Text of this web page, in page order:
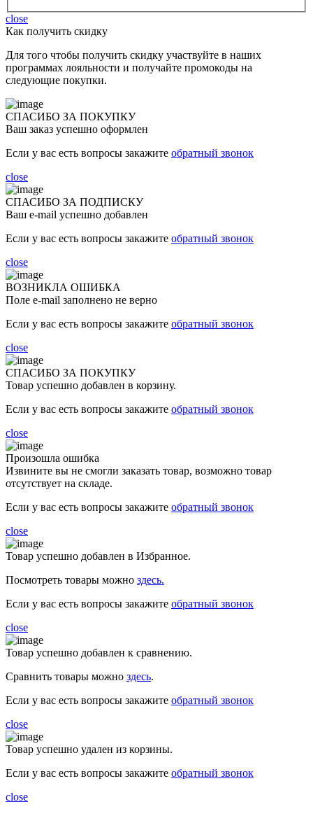
close
Как получить скидку
Для того чтобы получить скидку участвуйте в наших
программах лояльности и получайте промокоды на
следующие покупки.
СПАСИБО ЗА ПОКУПКУ
Ваш заказ успешно оформлен
Если у вас есть вопросы закажите обратный звонок
close
СПАСИБО ЗА ПОДПИСКУ
Ваш e-mail успешно добавлен
Если у вас есть вопросы закажите обратный звонок
close
ВОЗНИКЛА ОШИБКА
Поле e-mail заполнено не верно
Если у вас есть вопросы закажите обратный звонок
close
СПАСИБО ЗА ПОКУПКУ
Товар успешно добавлен в корзину.
Если у вас есть вопросы закажите обратный звонок
close
Произошла ошибка
Извините вы не смогли заказать товар, возможно товар
отсутствует на складе.
Если у вас есть вопросы закажите обратный звонок
close
Товар успешно добавлен в Избранное.
Посмотреть товары можно здесь.
Если у вас есть вопросы закажите обратный звонок
close
Товар успешно добавлен к сравнению.
Сравнить товары можно здесь.
Если у вас есть вопросы закажите обратный звонок
close
Товар успешно удален из корзины.
Если у вас есть вопросы закажите обратный звонок
close